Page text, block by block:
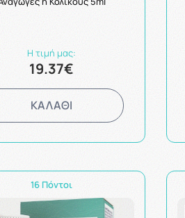
Η τιμή μας:
19.37€
ΚΑΛΑΘΙ
16 Πόντοι